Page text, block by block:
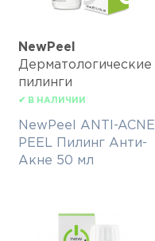
NewPeel
Дерматологические
пилинги
✔ В НАЛИЧИИ
NewPeel ANTI-ACNE
PEEL Пилинг Анти-
Акне 50 мл